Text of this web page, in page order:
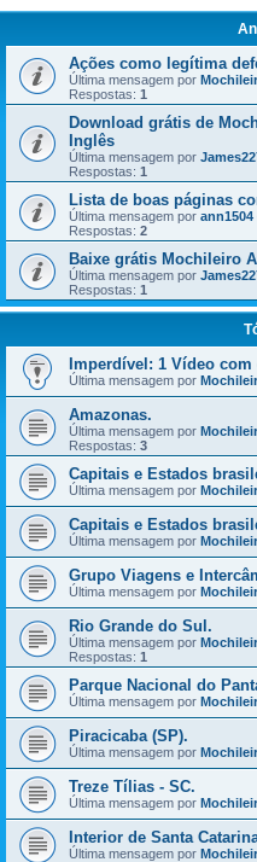
Ações como legítima
Última mensagem por
Respostas: 1
Download grátis de
Inglês
Última mensagem por
Respostas: 1
Lista de boas páginas
Última mensagem por ann1504
Respostas: 2
Baixe grátis Mochileiro
Última mensagem por
Respostas: 1
Imperdível: 1 Vídeo
Última mensagem por
Amazonas.
Última mensagem por
Respostas: 3
Capitais e Estados
Última mensagem por
Capitais e Estados
Última mensagem por
Grupo Viagens e
Última mensagem por
Rio Grande do Sul.
Última mensagem por
Respostas: 1
Parque Nacional do
Última mensagem por
Piracicaba (SP).
Última mensagem por
Treze Tílias - SC.
Última mensagem por
Interior de Santa
Última mensagem por